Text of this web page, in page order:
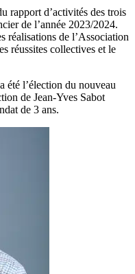
rapport d’activités des trois
de l’année 2023/2024.
réalisations de l’Association
réussites collectives et le
été l’élection du nouveau
de Jean-Yves Sabot
de 3 ans.